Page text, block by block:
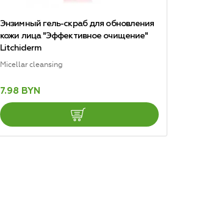
Энзимный гель-скраб для обновления
кожи лица "Эффективное очищение"
Litchiderm
Micellar cleansing
7.98 BYN